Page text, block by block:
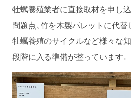
牡蠣養殖業者に直接取材を申し
問題点、竹を木製パレットに代替
牡蠣養殖のサイクルなど様々な
段階に入る準備が整っています。